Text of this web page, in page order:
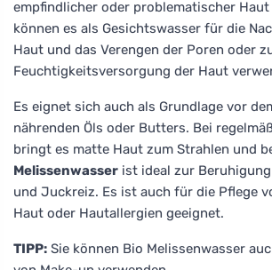
empfindlicher oder problematischer
können es als Gesichtswasser für die
Haut und das Verengen der Poren oder
Feuchtigkeitsversorgung der Haut
Es eignet sich auch als Grundlage vor
nährenden Öls oder Butters. Bei
bringt es matte Haut zum Strahlen und
Melissenwasser ist ideal zur
und Juckreiz. Es ist auch für die Pflege
Haut oder Hautallergien geeignet.
TIPP: Sie können Bio Melissenwasser